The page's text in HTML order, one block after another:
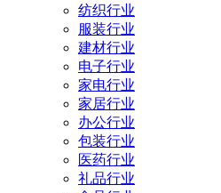
纺织行业
服装行业
建材行业
电子行业
家电行业
家居行业
办公行业
包装行业
医药行业
礼品行业